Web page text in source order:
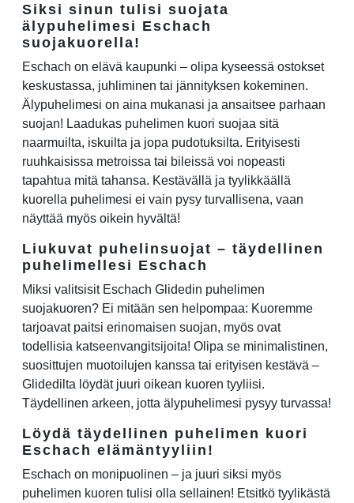
Siksi sinun tulisi suojata
älypuhelimesi Eschach
suojakuorella!
Eschach on elävä kaupunki – olipa kyseessä ostokset
keskustassa, juhliminen tai jännityksen kokeminen.
Älypuhelimesi on aina mukanasi ja ansaitsee parhaan
suojan! Laadukas puhelimen kuori suojaa sitä
naarmuilta, iskuilta ja jopa pudotuksilta. Erityisesti
ruuhkaisissa metroissa tai bileissä voi nopeasti
tapahtua mitä tahansa. Kestävällä ja tyylikkäällä
kuorella puhelimesi ei vain pysy turvallisena, vaan
näyttää myös oikein hyvältä!
Liukuvat puhelinsuojat – täydellinen
puhelimellesi Eschach
Miksi valitsisit Eschach Glidedin puhelimen
suojakuoren? Ei mitään sen helpompaa: Kuoremme
tarjoavat paitsi erinomaisen suojan, myös ovat
todellisia katseenvangitsijoita! Olipa se minimalistinen,
suosittujen muotoilujen kanssa tai erityisen kestävä –
Glidedilta löydät juuri oikean kuoren tyyliisi.
Täydellinen arkeen, jotta älypuhelimesi pysyy turvassa!
Löydä täydellinen puhelimen kuori
Eschach elämäntyyliin!
Eschach on monipuolinen – ja juuri siksi myös
puhelimen kuoren tulisi olla sellainen! Etsitkö tyylikästä